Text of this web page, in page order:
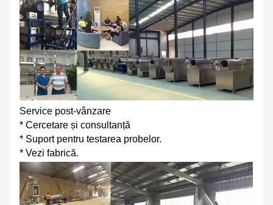
Service post-vânzare
* Cercetare și consultanță
* Suport pentru testarea probelor.
* Vezi fabrică.